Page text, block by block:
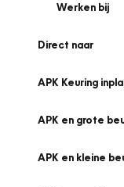
Werken bij
Direct naar
APK Keuring
APK en grote
APK en kleine